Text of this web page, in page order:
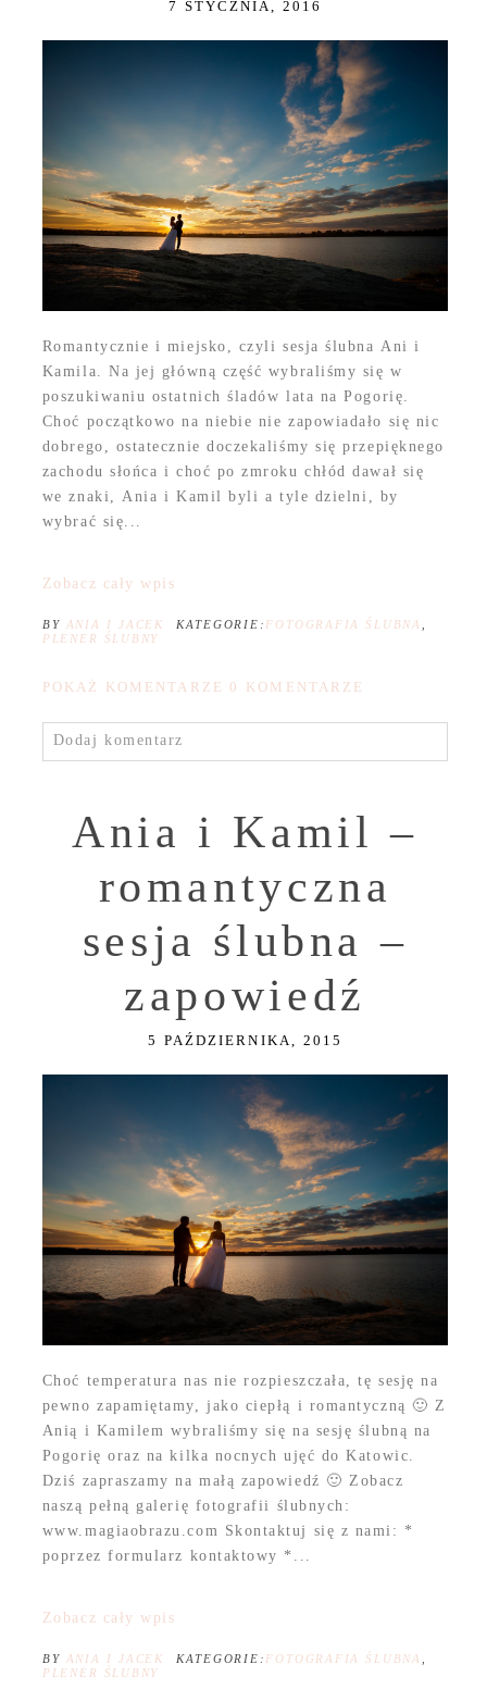
7 STYCZNIA, 2016
Romantycznie i miejsko, czyli sesja ślubna Ani i
Kamila. Na jej główną część wybraliśmy się w
poszukiwaniu ostatnich śladów lata na Pogorię.
Choć początkowo na niebie nie zapowiadało się nic
dobrego, ostatecznie doczekaliśmy się przepięknego
zachodu słońca i choć po zmroku chłód dawał się
we znaki, Ania i Kamil byli a tyle dzielni, by
wybrać się...
Zobacz cały wpis
BY ANIA I JACEK KATEGORIE: FOTOGRAFIA ŚLUBNA
PLENER ŚLUBNY
POKAŻ KOMENTARZE 0 KOMENTARZE
Dodaj komentarz
Ania i Kamil –
romantyczna
sesja ślubna –
zapowiedź
5 PAŹDZIERNIKA, 2015
Choć temperatura nas nie rozpieszczała, tę sesję na
pewno zapamiętamy, jako ciepłą i romantyczną 🙂 Z
Anią i Kamilem wybraliśmy się na sesję ślubną na
Pogorię oraz na kilka nocnych ujęć do Katowic.
Dziś zapraszamy na małą zapowiedź 🙂 Zobacz
naszą pełną galerię fotografii ślubnych:
www.magiaobrazu.com Skontaktuj się z nami: *
poprzez formularz kontaktowy *...
Zobacz cały wpis
BY ANIA I JACEK KATEGORIE: FOTOGRAFIA ŚLUBNA
PLENER ŚLUBNY